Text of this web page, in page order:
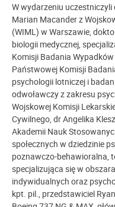
W wydarzeniu
Marian Macander z
(WIML) w Warszawie,
biologii medycznej,
Komisji Badania
Państwowej Komisji
psychologii lotniczej i
odwoławczy z zakresu
Wojskowej Komisji
Cywilnego, dr Angelika
Akademii Nauk
społecznych w dziedzinie
poznawczo-behawioralna,
specjalizująca się w
indywidualnych oraz
kpt. pil., przedstawiciel